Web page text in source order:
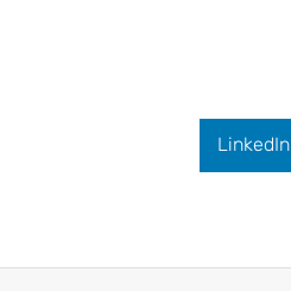
LinkedIn